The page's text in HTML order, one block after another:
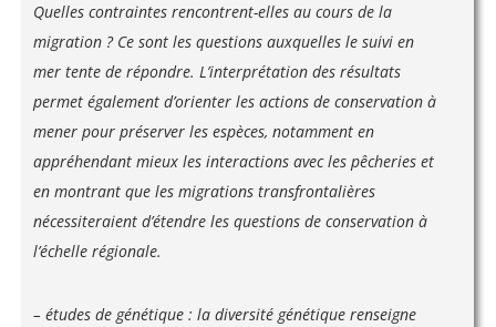
Quelles contraintes rencontrent-elles au cours de la
migration ? Ce sont les questions auxquelles le suivi en
mer tente de répondre. L’interprétation des résultats
permet également d’orienter les actions de conservation à
mener pour préserver les espèces, notamment en
appréhendant mieux les interactions avec les pêcheries et
en montrant que les migrations transfrontalières
nécessiteraient d’étendre les questions de conservation à
l’échelle régionale.
– études de génétique : la diversité génétique renseigne